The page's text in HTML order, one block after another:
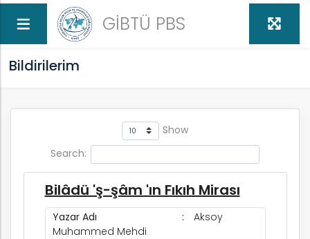
GİBTÜ PBS
Bildirilerim
Show
Search:
Bilâdü 'ş-şâm 'ın Fıkıh Mirası
Yazar Adı
Aksoy
Muhammed Mehdi